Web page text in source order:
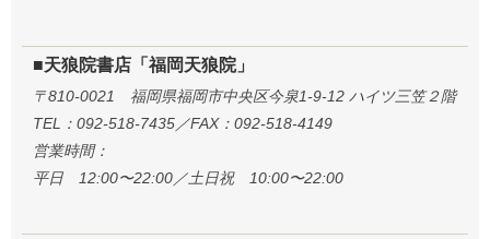
■天狼院書店「福岡天狼院」
〒810-0021 福岡県福岡市中央区今泉1-9-12 ハイツ三笠２階
TEL：092-518-7435／FAX：092-518-4149
営業時間：
平日 12:00〜22:00／土日祝 10:00〜22:00